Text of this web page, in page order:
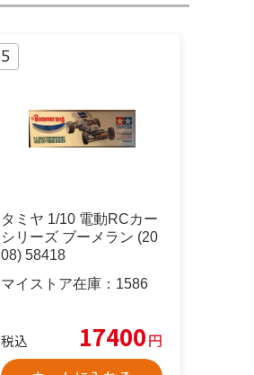
タミヤ 1/10 電動RCカー
シリーズ ブーメラン (20
08) 58418
マイストア在庫： 1586
税込 17400円